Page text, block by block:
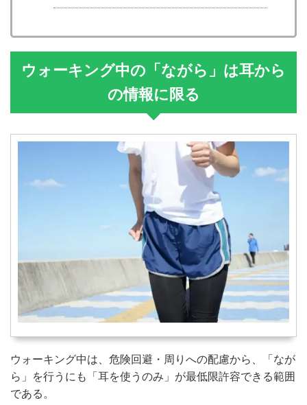
ウォーキング中の「ながら」は耳から
の情報に限る
ウォーキング中は、危険回避・周りへの配慮から、「なが
ら」を行うにも「耳を使うのみ」が最低限許容できる範囲
である。